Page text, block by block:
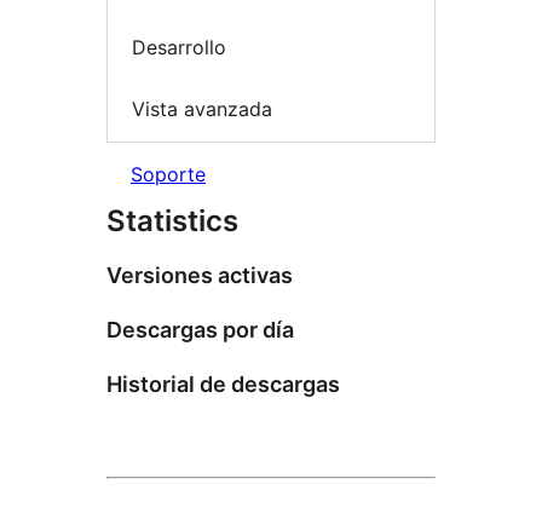
Desarrollo
Vista avanzada
Soporte
Statistics
Versiones activas
Descargas por día
Historial de descargas